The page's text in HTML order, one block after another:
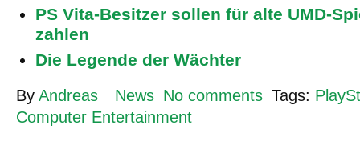
PS Vita-Besitzer sollen für alte UMD-
zahlen
Die Legende der Wächter
By Andreas News No comments Tags:
Computer Entertainment